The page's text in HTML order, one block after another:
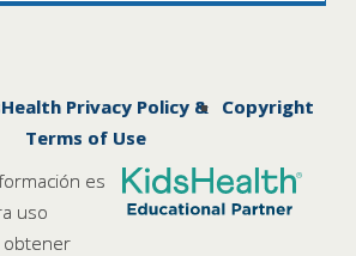
Privacy Policy &
Terms of Use
Copyright
es
uso
obtener